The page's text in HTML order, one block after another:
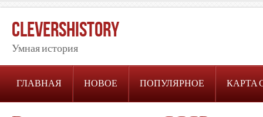
CleversHistory
Умная история
ГЛАВНАЯ НОВОЕ ПОПУЛЯРНОЕ КАРТА